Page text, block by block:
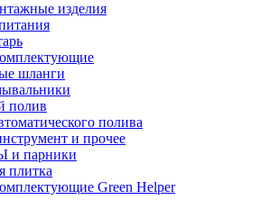
изделия
шланги
полив
полива
и прочее
парники
плитка
Green Helper